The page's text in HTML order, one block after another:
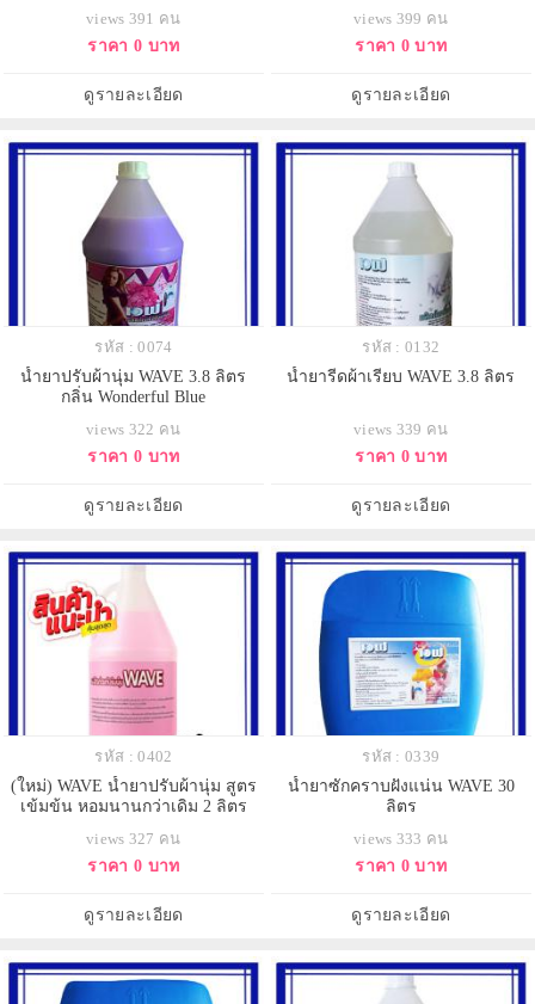
views 391 คน
ราคา 0 บาท
ดูรายละเอียด
views 399 คน
ราคา 0 บาท
ดูรายละเอียด
รหัส : 0074
น้ำยาปรับผ้านุ่ม WAVE 3.8 ลิตร
กลิ่น Wonderful Blue
views 322 คน
ราคา 0 บาท
ดูรายละเอียด
รหัส : 0132
น้ำยารีดผ้าเรียบ WAVE 3.8 ลิตร
views 339 คน
ราคา 0 บาท
ดูรายละเอียด
รหัส : 0402
(ใหม่) WAVE น้ำยาปรับผ้านุ่ม สูตร
เข้มข้น หอมนานกว่าเดิม 2 ลิตร
views 327 คน
ราคา 0 บาท
ดูรายละเอียด
รหัส : 0339
น้ำยาซักคราบฝังแน่น WAVE 30
ลิตร
views 333 คน
ราคา 0 บาท
ดูรายละเอียด